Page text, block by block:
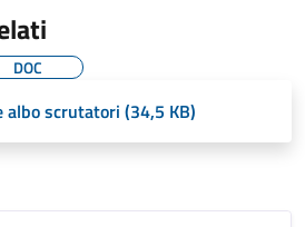
DOC
albo scrutatori (34,5 KB)